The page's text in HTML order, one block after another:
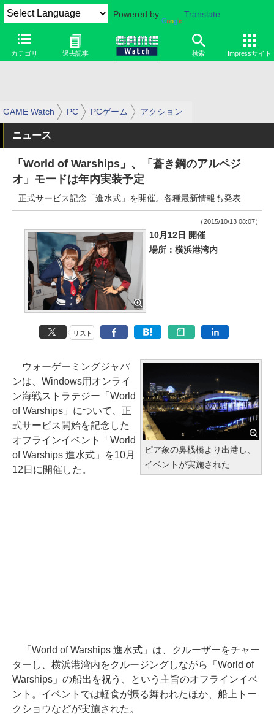
Powered by Translate
カテゴリ 過去記事 検索 Impressサイト
GAME Watch PC PCゲーム アクション
ニュース
「World of Warships」、「蒼き鋼のアルペジ
オ」モードは年内実装予定
正式サービス記念「進水式」を開催。各種最新情報も発表
（2015/10/13 08:07）
10月12日 開催
場所：横浜港湾内
リスト
ピア象の鼻桟橋より出港し、
イベントが実施された
ウォーゲーミングジャパ
ンは、Windows用オンライ
ン海戦ストラテジー「World
of Warships」について、正
式サービス開始を記念した
オフラインイベント「World
of Warships 進水式」を10月
12日に開催した。
「World of Warships 進水式」は、クルーザーをチャー
ターし、横浜港湾内をクルージングしながら「World of
Warships」の船出を祝う、という主旨のオフラインイベ
ント。イベントでは軽食が振る舞われたほか、船上トー
クショウなどが実施された。